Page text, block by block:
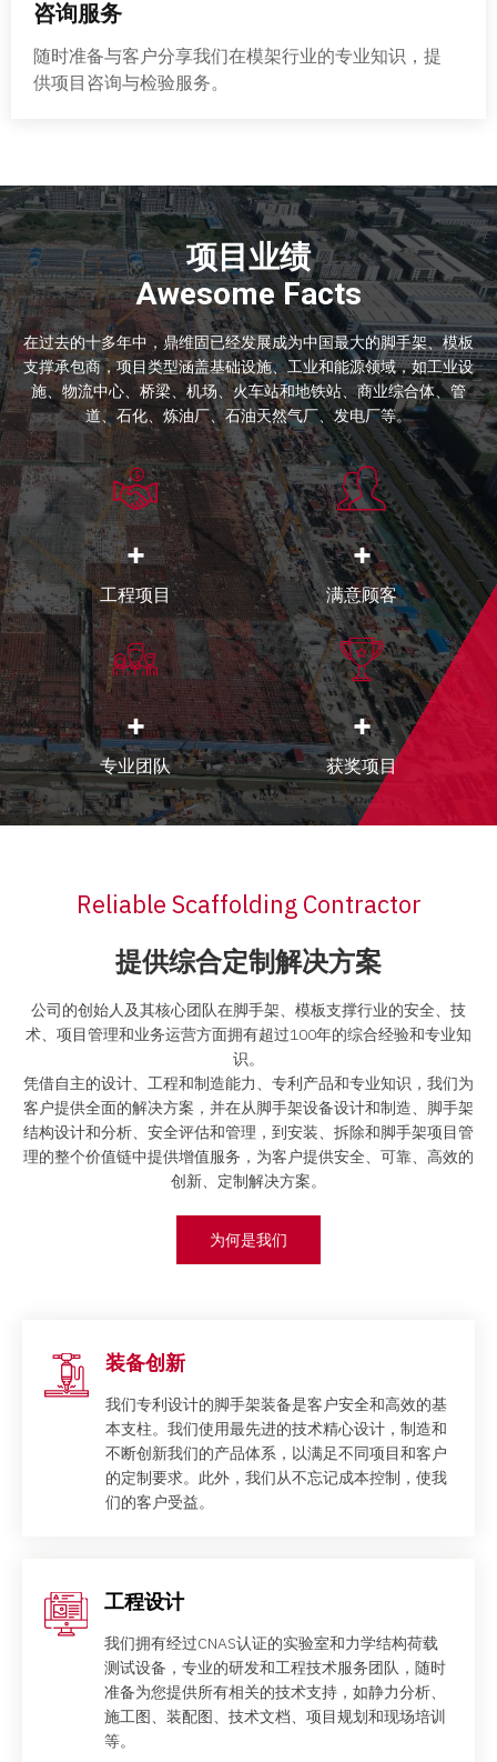
咨询服务
随时准备与客户分享我们在模架行业的专业知识，提
供项目咨询与检验服务。
项目业绩
Awesome Facts
在过去的十多年中，鼎维固已经发展成为中国最大的脚手架、模板
支撑承包商，项目类型涵盖基础设施、工业和能源领域，如工业设
施、物流中心、桥梁、机场、火车站和地铁站、商业综合体、管
道、石化、炼油厂、石油天然气厂、发电厂等。
+
工程项目
+
满意顾客
+
专业团队
+
获奖项目
Reliable Scaffolding Contractor
提供综合定制解决方案
公司的创始人及其核心团队在脚手架、模板支撑行业的安全、技
术、项目管理和业务运营方面拥有超过100年的综合经验和专业知
识。
凭借自主的设计、工程和制造能力、专利产品和专业知识，我们为
客户提供全面的解决方案，并在从脚手架设备设计和制造、脚手架
结构设计和分析、安全评估和管理，到安装、拆除和脚手架项目管
理的整个价值链中提供增值服务，为客户提供安全、可靠、高效的
创新、定制解决方案。
为何是我们
装备创新
我们专利设计的脚手架装备是客户安全和高效的基
本支柱。我们使用最先进的技术精心设计，制造和
不断创新我们的产品体系，以满足不同项目和客户
的定制要求。此外，我们从不忘记成本控制，使我
们的客户受益。
工程设计
我们拥有经过CNAS认证的实验室和力学结构荷载
测试设备，专业的研发和工程技术服务团队，随时
准备为您提供所有相关的技术支持，如静力分析、
施工图、装配图、技术文档、项目规划和现场培训
等。